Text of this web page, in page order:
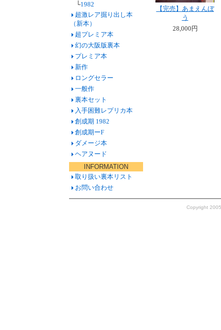
└1982
超激レア掘り出し本
（新本）
超プレミア本
幻の大阪版裏本
プレミア本
新作
ロングセラー
一般作
裏本セット
入手困難レプリカ本
創成期 1982
創成期ーF
ダメージ本
ヘアヌード
INFORMATION
取り扱い裏本リスト
お問い合わせ
【完売】あまえんぼ
う
28,000円
Copyright 2005